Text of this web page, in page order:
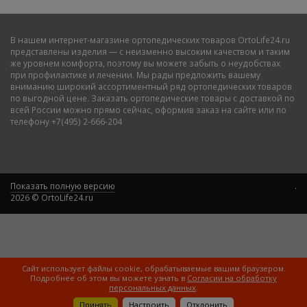
спровоцированных появлением молочной кислоты. Также
Структура материала воздухо и влагопроницаемая, что
позволяет жидкости ускоренно испаряться с эпидермиса. Бельё
может отводить тепло, исключая возможность перегрева тела,
а вдобавок ещё и защищает его от переохлаждения. Такая
одежда позволяет детальнее ощущать, в каком положении
находится тело. Это приведёт к повышению осознанности
спортивных упражнений, что сделает их более эффективными,
Rehband, а также обзавестись иными предметами одежды и
бельём от компании, вы получите экипировку, в изготовлении
которой участвовали прогрессивные технологии. Тренировки
будут максимально эффективными и комфортными. Благодаря
Преимущества компрессионной экипировки
Эта одежда способствует оперативному восстановлению
мышечной ткани после нагрузки. Обеспечены улучшение
циркуляции крови и оперативный вывод продуктов распада из
В нашем интернет-магазине ортопедических товаров OrtoLife24.ru
представлены изделия — с неизменно высоким качеством и таким
же уровнем комфорта, поэтому вы можете забыть о неудобствах
при профилактике и лечении. Мы рады предложить вашему
вниманию широкий ассортиментный ряд ортопедических товаров
по выгодной цене. Заказать ортопедические товары с доставкой по
всей России можно прямо сейчас, оформив заказ на сайте или по
телефону +7(495) 2-666-204
Показать полную версию
2026 © OrtoLife24.ru
.
Сайт использует файлы cookie, обрабатываемые вашим браузером.
Подробнее об этом вы можете узнать в Согласии на обработку
персональных данных.
Принять
Настроить Отклонить
Сортировать по: